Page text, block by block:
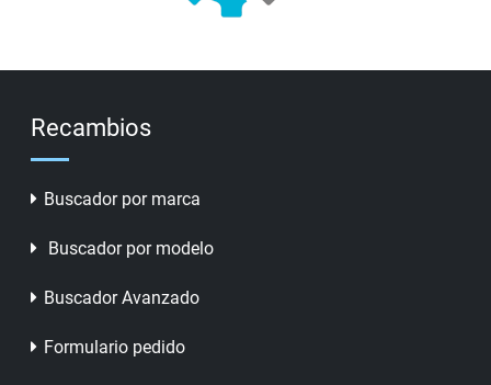
Recambios
Buscador por marca
Buscador por modelo
Buscador Avanzado
Formulario pedido